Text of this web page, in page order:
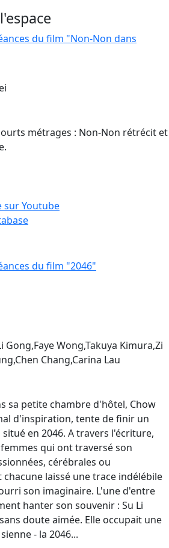
du film "Non-Non dans
métrages : Non-Non rétrécit et
sur Youtube
du film "2046"
Gong,Faye Wong,Takuya Kimura,Zi
Chang,Carina Lau
sa petite chambre d'hôtel, Chow
d'inspiration, tente de finir un
en 2046. A travers l'écriture,
qui ont traversé son
cérébrales ou
laissé une trace indélébile
son imaginaire. L'une d'entre
hanter son souvenir : Su Li
doute aimée. Elle occupait une
- la 2046...